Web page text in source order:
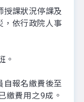
課狀況停課及
，依行政院人事
。
自報名繳費後至
繳費用之9成。